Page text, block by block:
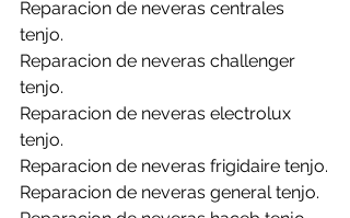
Reparacion de neveras centrales
tenjo.
Reparacion de neveras challenger
tenjo.
Reparacion de neveras electrolux
tenjo.
Reparacion de neveras frigidaire tenjo.
Reparacion de neveras general tenjo.